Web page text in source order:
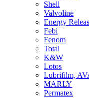
Shell
Valvoline
Energy
Febi
Fenom
Total
K&W
Lotos
Lubrifilm,
MARLY
Permatex